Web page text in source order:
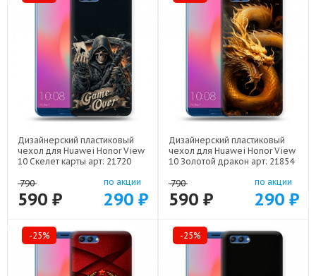
Дизайнерский пластиковый
чехол для Huawei Honor View
10 Скелет карты арт: 21720
790
590 ₽
по акции
290 ₽
Дизайнерский пластиковый
чехол для Huawei Honor View
10 Золотой дракон арт: 21854
790
590 ₽
по акции
290 ₽
-25% -25%